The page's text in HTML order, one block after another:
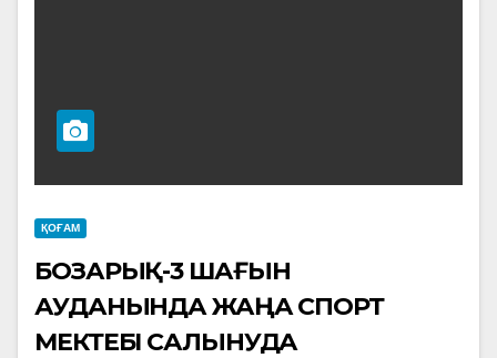
ҚОҒАМ
БОЗАРЫҚ-3 ШАҒЫН
АУДАНЫНДА ЖАҢА СПОРТ
МЕКТЕБІ САЛЫНУДА